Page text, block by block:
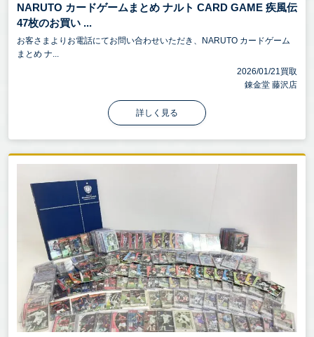
NARUTO カードゲームまとめ ナルト CARD GAME 疾風伝
47枚のお買い ...
お客さまよりお電話にてお問い合わせいただき、NARUTO カードゲーム
まとめ ナ...
2026/01/21買取
錬金堂 藤沢店
詳しく見る